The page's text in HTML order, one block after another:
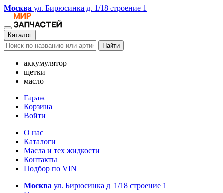
Москва ул. Бирюсинка д. 1/18 строение 1
Каталог
Найти
аккумулятор
щетки
масло
Гараж
Корзина
Войти
О нас
Каталоги
Масла и тех жидкости
Контакты
Подбор по VIN
Москва ул. Бирюсинка д. 1/18 строение 1